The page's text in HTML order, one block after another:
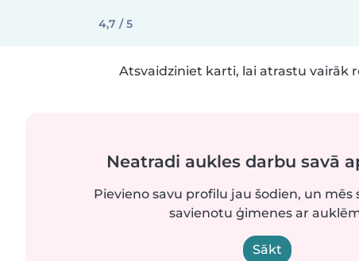
4,7 / 5
Atsvaidziniet karti, lai atrastu vairāk
Neatradi aukles darbu savā
Pievieno savu profilu jau šodien, un mēs
savienotu ģimenes ar
Sākt